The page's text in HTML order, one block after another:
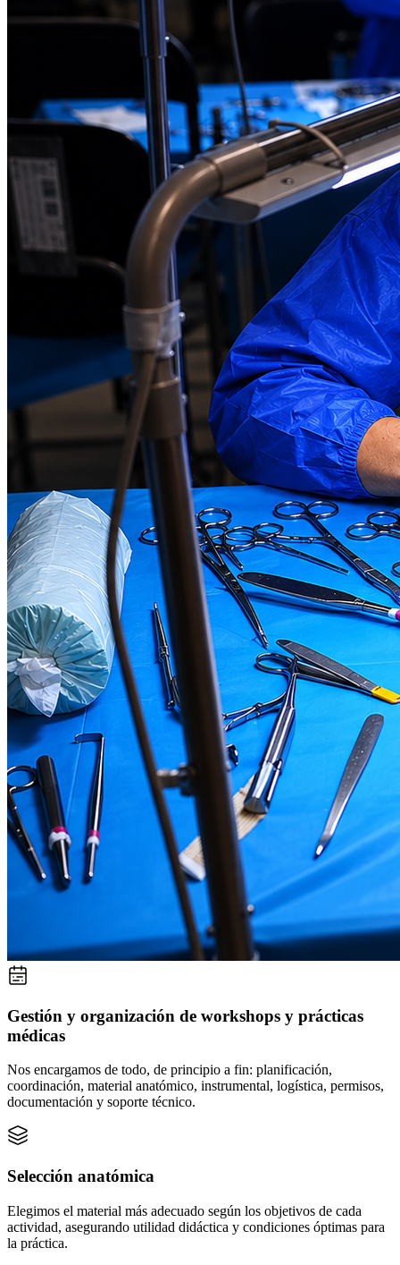
Gestión y organización de workshops y prácticas
médicas
Nos encargamos de todo, de principio a fin: planificación,
coordinación, material anatómico, instrumental, logística, permisos,
documentación y soporte técnico.
Selección anatómica
Elegimos el material más adecuado según los objetivos de cada
actividad, asegurando utilidad didáctica y condiciones óptimas para
la práctica.